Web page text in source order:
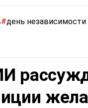
#день независимости